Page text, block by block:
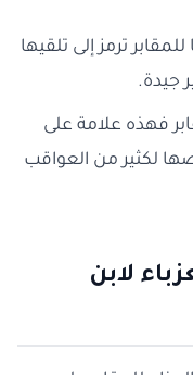
ترمز إلى تلقيها
جيدة.
فهذه علامة على
لكثير من العواقب
لابن